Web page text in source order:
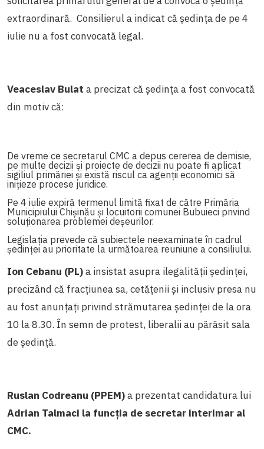
extraordinară. Consilierul a indicat că ședința de pe 4
iulie nu a fost convocată legal.
Veaceslav Bulat a precizat că ședința a fost convocată
din motiv că:
De vreme ce secretarul CMC a depus cererea de demisie,
pe multe decizii și proiecte de decizii nu poate fi aplicat
sigiliul primăriei și există riscul ca agenții economici să
inițieze procese juridice.
Pe 4 iulie expiră termenul limită fixat de către Primăria
Municipiului Chișinău și locuitorii comunei Bubuieci privind
soluționarea problemei deșeurilor.
Legislația prevede că subiectele neexaminate în cadrul
ședinței au prioritate la următoarea reuniune a consiliului.
Ion Cebanu (PL)a insistat asupra ilegalității ședinței,
precizând că fracțiunea sa, cetățenii și inclusiv presa nu
au fost anunțați privind strămutarea ședinței de la ora
10 la 8.30. În semn de protest, liberalii au părăsit sala
de ședință.
Ruslan Codreanu (PPEM)a prezentat candidatura lui
Adrian Talmaci la funcția de secretar interimar al
CMC.